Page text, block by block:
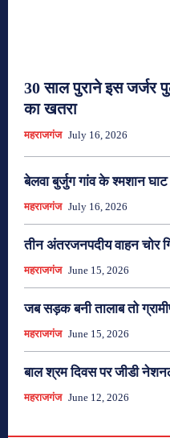
30 साल पुराने इस जर्जर
का खतरा
महराजगंज July 16, 2026
बेलवा बुर्जुग गांव के श्मशान
महराजगंज July 16, 2026
तीन अंतरजनपदीय वाहन चोर
महराजगंज June 15, 2026
जब सड़क बनी तालाब तो
महराजगंज June 15, 2026
बाल श्रम दिवस पर जीडी
महराजगंज June 12, 2026